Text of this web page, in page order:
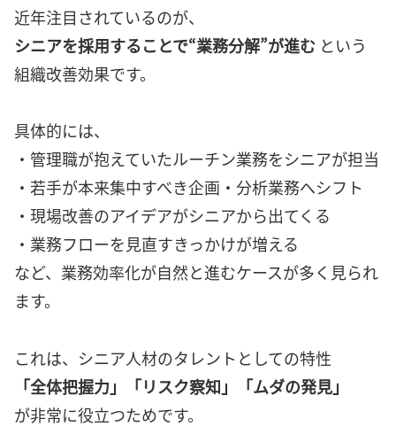
近年注目されているのが、
シニアを採用することで“業務分解”が進む という
組織改善効果です。
具体的には、
・管理職が抱えていたルーチン業務をシニアが担当
・若手が本来集中すべき企画・分析業務へシフト
・現場改善のアイデアがシニアから出てくる
・業務フローを見直すきっかけが増える
など、業務効率化が自然と進むケースが多く見られ
ます。
これは、シニア人材のタレントとしての特性
「全体把握力」「リスク察知」「ムダの発見」
が非常に役立つためです。